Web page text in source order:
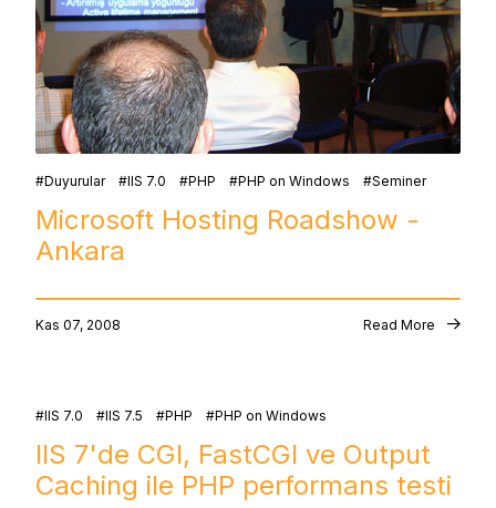
Duyurular IIS 7.0 PHP PHP on Windows Seminer
Microsoft Hosting Roadshow -
Ankara
Kas 07, 2008 Read More
IIS 7.0 IIS 7.5 PHP PHP on Windows
IIS 7'de CGI, FastCGI ve Output
Caching ile PHP performans testi